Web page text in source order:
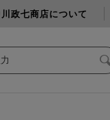
政七商店について